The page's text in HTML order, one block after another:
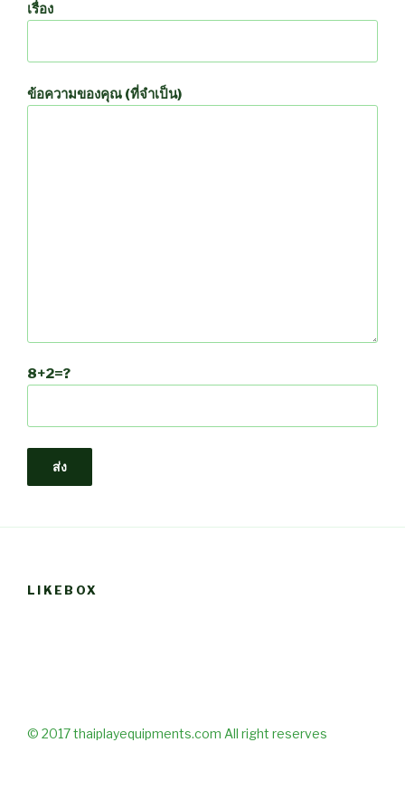
เรื่อง
ข้อความของคุณ (ที่จำเป็น)
8+2=?
LIKEBOX
© 2017 thaiplayequipments.com All right reserves